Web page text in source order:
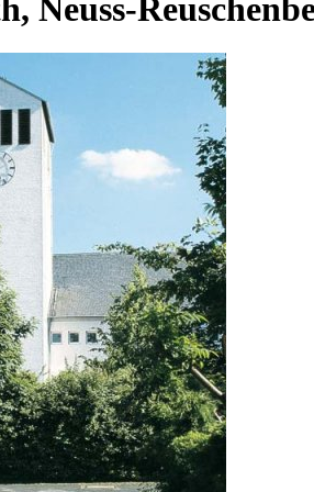
Neuss-